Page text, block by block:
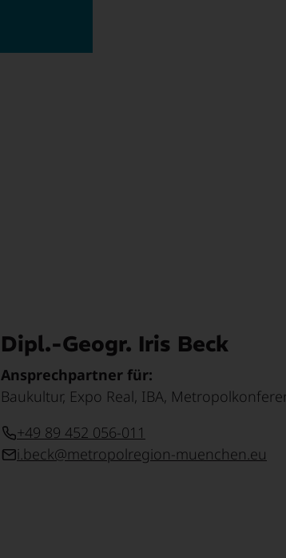
Dipl.-Geogr. Iris Beck
Ansprechpartner für:
Baukultur, Expo Real, IBA,
+49 89 452 056-011
i.beck@metropolregion-muenchen.eu